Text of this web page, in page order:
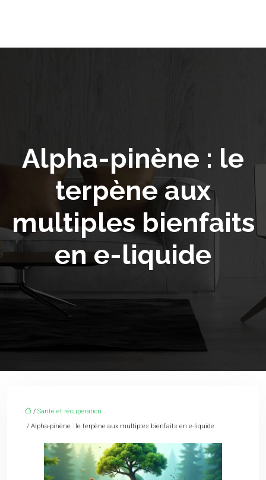
Alpha-pinène : le
terpène aux
multiples bienfaits
en e-liquide
/ Santé et récupération
/ Alpha-pinène : le terpène aux multiples bienfaits en e-liquide